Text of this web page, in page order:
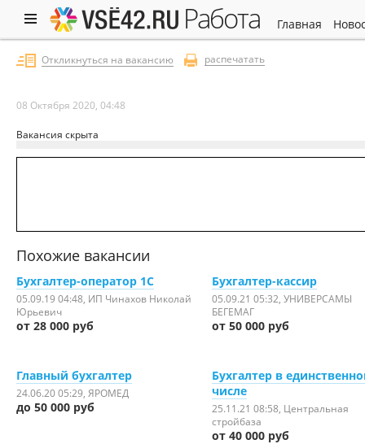
работа главная
Откликнуться на вакансию распечатать
08 Октября 2020, 04:48
Вакансия скрыта
Похожие вакансии
Бухгалтер-оператор 1С
05.09.19 04:48 , ИП Чинахов Николай
Юрьевич
от 28 000 руб
Бухгалтер-кассир
05.09.21 05:32 , УНИВЕРСАМЫ
БЕГЕМАГ
от 50 000 руб
Главный бухгалтер
24.06.20 05:29 , ЯРОМЕД
до 50 000 руб
Бухгалтер в
числе
25.11.21 08:58 , Центральная
стройбаза
от 40 000 руб